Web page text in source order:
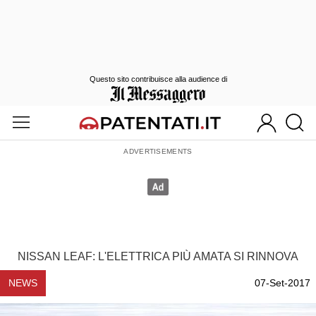
NISSAN LEAF: L'ELETTRICA PIÙ AMATA SI RINNOVA
NEWS 07-Set-2017
Questo sito contribuisce alla audience di